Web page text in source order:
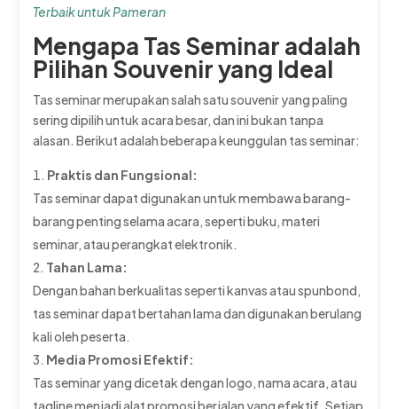
Terbaik untuk Pameran
Mengapa Tas Seminar adalah
Pilihan Souvenir yang Ideal
Tas seminar merupakan salah satu souvenir yang paling
sering dipilih untuk acara besar, dan ini bukan tanpa
alasan. Berikut adalah beberapa keunggulan tas seminar:
Praktis dan Fungsional:
Tas seminar dapat digunakan untuk membawa barang-
barang penting selama acara, seperti buku, materi
seminar, atau perangkat elektronik.
Tahan Lama:
Dengan bahan berkualitas seperti kanvas atau spunbond,
tas seminar dapat bertahan lama dan digunakan berulang
kali oleh peserta.
Media Promosi Efektif:
Tas seminar yang dicetak dengan logo, nama acara, atau
tagline menjadi alat promosi berjalan yang efektif. Setiap